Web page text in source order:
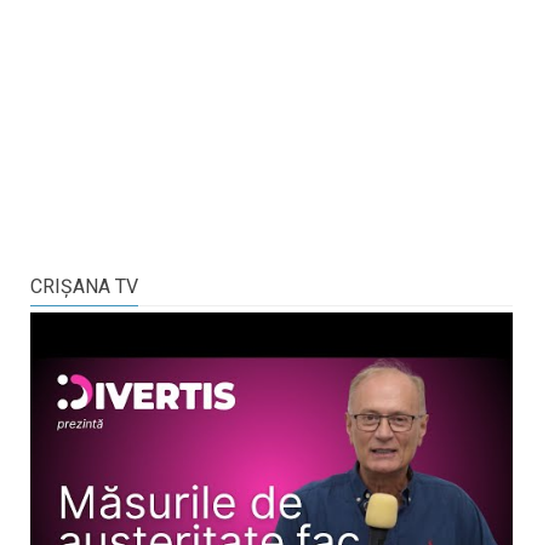
CRIŞANA TV